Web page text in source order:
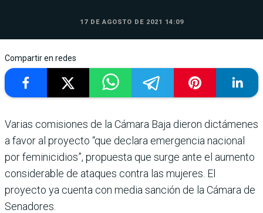
17 DE AGOSTO DE 2021 14:09
Compartir en redes
Varias comisiones de la Cámara Baja dieron dictámenes
a favor al proyecto “que declara emergencia nacional
por feminicidios”, propuesta que surge ante el aumento
considerable de ataques contra las mujeres. El
proyecto ya cuenta con media sanción de la Cámara de
Senadores.